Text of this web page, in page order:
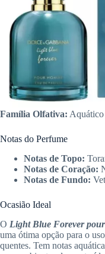
Família Olfativa:
Notas do Perfume
Notas de Topo:
Notas de Coração:
Notas de Fundo:
Ocasião Ideal
O Light Blue Forever
uma ótima opção para o
quentes. Tem notas